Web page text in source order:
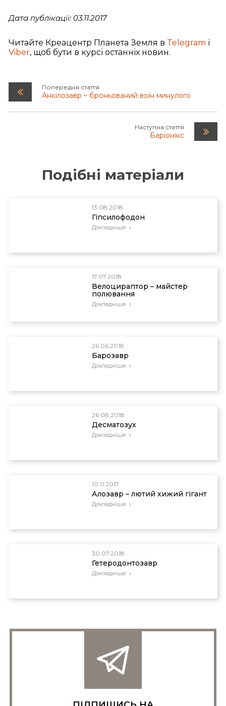
Дата публікації: 03.11.2017
Читайте Креацентр Планета Земля в Telegram і
Viber, щоб бути в курсі останніх новин.
Попередня стаття
Анкілозавр – броньований воїн минулого
Наступна стаття
Баріонікс
Подібні матеріали
13.08.2018
Гіпсилофодон
Докладніше
17.07.2018
Велоцираптор – майстер
полювання
Докладніше
26.06.2018
Барозавр
Докладніше
26.08.2018
Десматозух
Докладніше
10.11.2017
Алозавр – лютий хижий гігант
Докладніше
30.07.2018
Гетеродонтозавр
Докладніше